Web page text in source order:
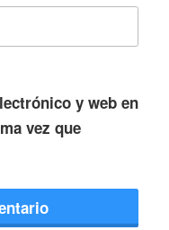
y web en
vez que